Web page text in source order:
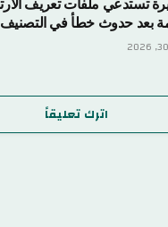
بعد حدوث خطأ في التصنيف
اترك تعليقاً